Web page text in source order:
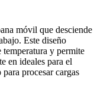
móvil que desciende
Este diseño
y permite
en ideales para el
procesar cargas